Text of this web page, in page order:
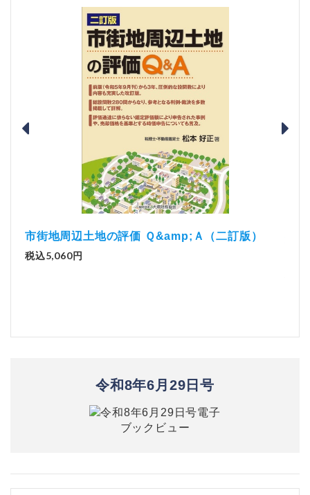
解説とQ&amp;Aでわかる 電子帳簿等保存制度の
実務（改訂版）
令和8年6月29日号